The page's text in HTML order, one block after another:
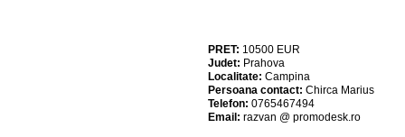
PRET: 10500 EUR
Judet: Prahova
Localitate: Campina
Persoana contact: Chirca Marius
Telefon: 0765467494
Email: razvan @ promodesk.ro